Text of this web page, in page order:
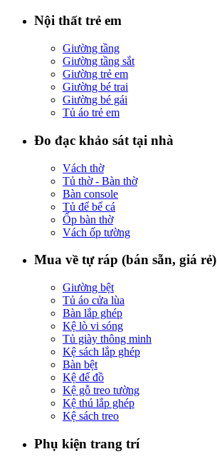
Nội thất trẻ em
Giường tầng
Giường tầng sắt
Giường trẻ em
Giường bé trai
Giường bé gái
Tủ áo trẻ em
Đo đạc khảo sát tại nhà
Vách thờ
Tủ thờ - Bàn thờ
Bàn console
Tủ để bể cá
Ốp bàn thờ
Vách ốp tường
Mua về tự ráp (bán sẵn, giá rẻ)
Giường bệt
Tủ áo cửa lùa
Bàn lắp ghép
Kệ lò vi sóng
Tủ giày thông minh
Kệ sách lắp ghép
Bàn bệt
Kệ để đồ
Kệ gỗ treo tường
Kệ thú lắp ghép
Kệ sách treo
Phụ kiện trang trí